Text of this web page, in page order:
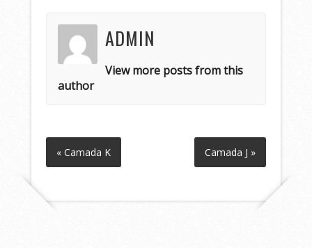
ADMIN
View more posts from this
author
« Camada K Camada J »